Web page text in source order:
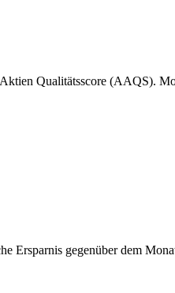
Qualitätsscore (AAQS).
Ersparnis gegenüber dem